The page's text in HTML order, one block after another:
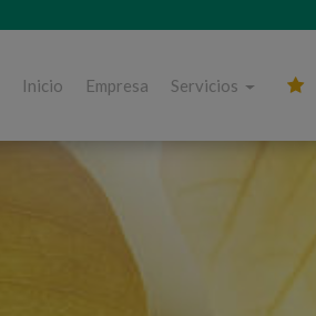
Inicio Empresa Servicios